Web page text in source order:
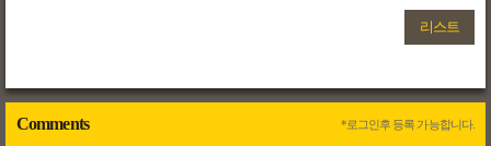
리스트
Comments *로그인후 등록 가능합니다.